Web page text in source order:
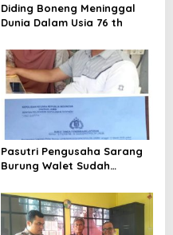
Diding Boneng Meninggal
Dunia Dalam Usia 76 th
Pasutri Pengusaha Sarang
Burung Walet Sudah
Pelapor Desak Polda Jambi
Segera Lakukan Penahanan